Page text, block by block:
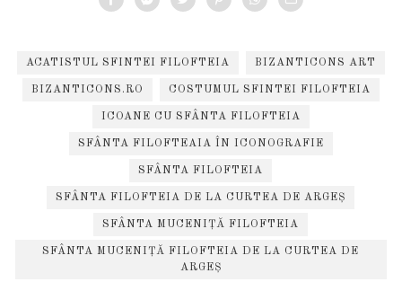
ACATISTUL SFINTEI FILOFTEIA BIZANTICONS ART
BIZANTICONS.RO COSTUMUL SFINTEI FILOFTEIA
ICOANE CU SFÂNTA FILOFTEIA
SFÂNTA FILOFTEAIA ÎN ICONOGRAFIE
SFÂNTA FILOFTEIA
SFÂNTA FILOFTEIA DE LA CURTEA DE ARGEȘ
SFÂNTA MUCENIȚĂ FILOFTEIA
SFÂNTA MUCENIȚĂ FILOFTEIA DE LA CURTEA DE
ARGEȘ